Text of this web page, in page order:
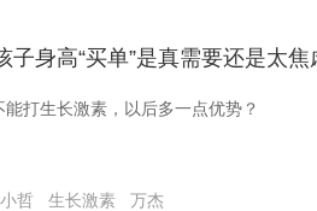
子身高“买单”是真需要还是太焦
打生长激素，以后多一点优势？
哲 生长激素 万杰